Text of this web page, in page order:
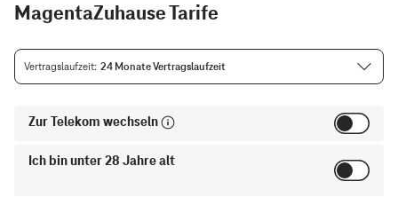
MagentaZuhause Tarife
Vertragslaufzeit 24 Monate Vertragslaufzeit
Zur Telekom wechseln
Ich bin unter 28 Jahre alt